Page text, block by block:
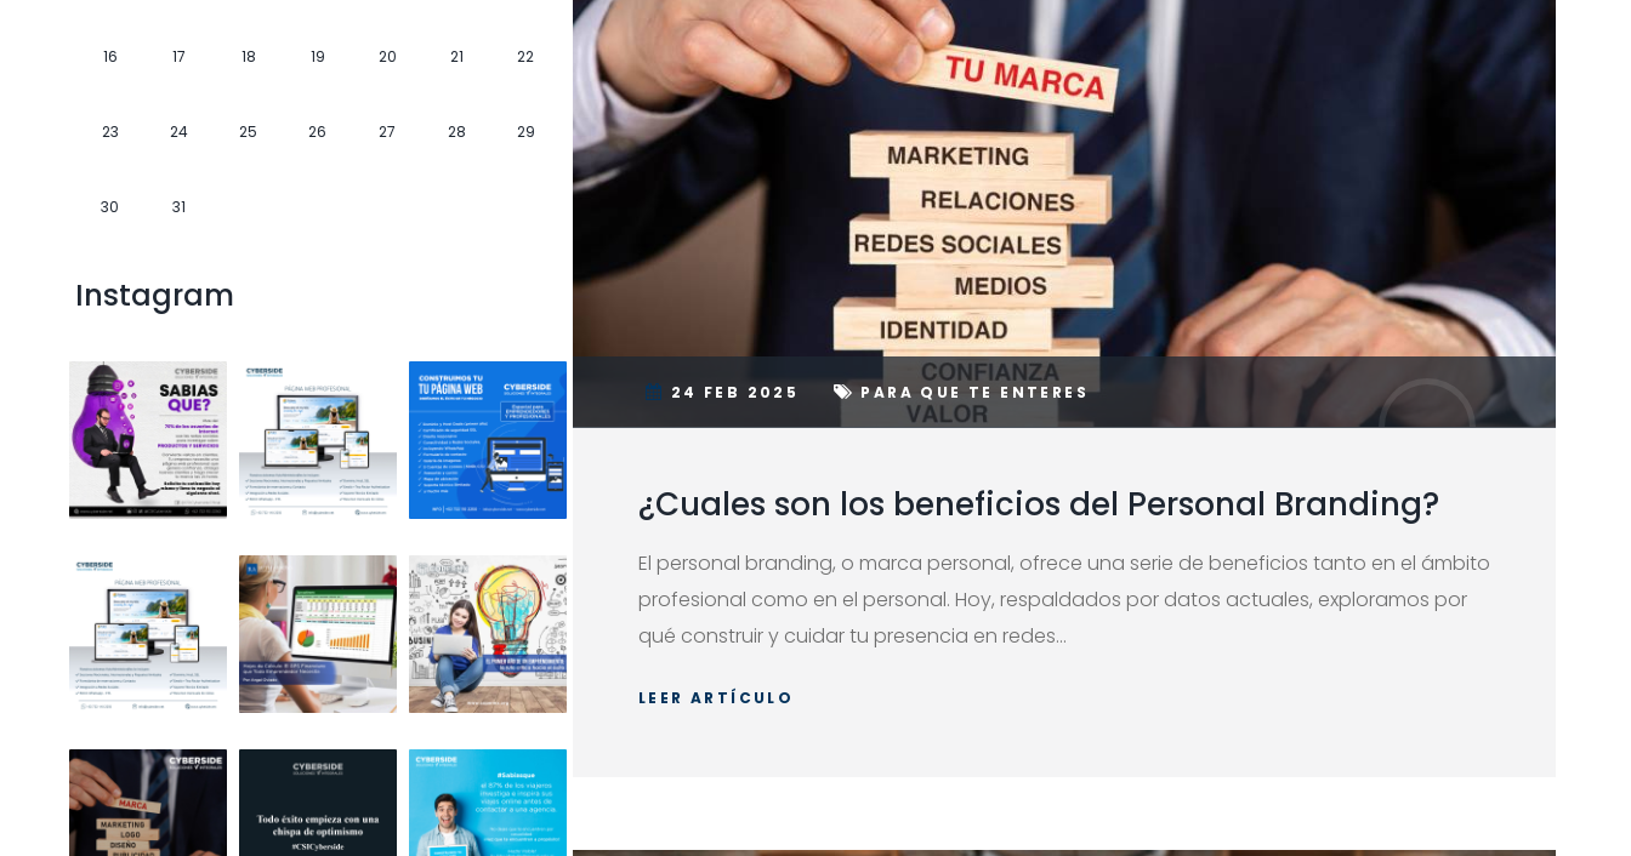
24 FEB 2025 PARA QUE TE ENTERES
¿Cuales son los beneficios del Personal Branding?
El personal branding, o marca personal, ofrece una serie de beneficios tanto en el ámbito
profesional como en el personal. Hoy, respaldados por datos actuales, exploramos por
qué construir y cuidar tu presencia en redes...
LEER ARTÍCULO
16 17 18 19 20 21 22
23 24 25 26 27 28 29
30 31
Instagram